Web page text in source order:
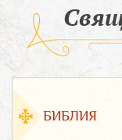
БИБЛИЯ